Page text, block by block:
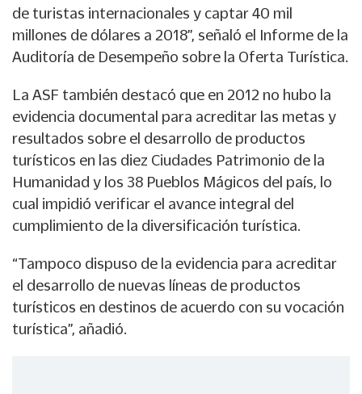
de turistas internacionales y captar 40 mil
millones de dólares a 2018”, señaló el Informe de la
Auditoría de Desempeño sobre la Oferta Turística.
La ASF también destacó que en 2012 no hubo la
evidencia documental para acreditar las metas y
resultados sobre el desarrollo de productos
turísticos en las diez Ciudades Patrimonio de la
Humanidad y los 38 Pueblos Mágicos del país, lo
cual impidió verificar el avance integral del
cumplimiento de la diversificación turística.
“Tampoco dispuso de la evidencia para acreditar
el desarrollo de nuevas líneas de productos
turísticos en destinos de acuerdo con su vocación
turística”, añadió.